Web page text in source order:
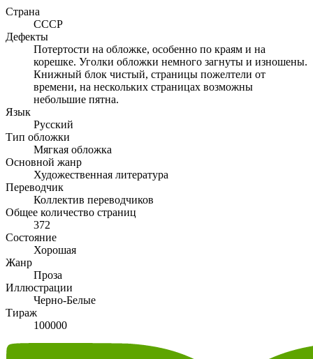
Страна
СССР
Дефекты
Потертости на обложке, особенно по краям и на
корешке. Уголки обложки немного загнуты и изношены.
Книжный блок чистый, страницы пожелтели от
времени, на нескольких страницах возможны
небольшие пятна.
Язык
Русский
Тип обложки
Мягкая обложка
Основной жанр
Художественная литература
Переводчик
Коллектив переводчиков
Общее количество страниц
372
Состояние
Хорошая
Жанр
Проза
Иллюстрации
Черно-Белые
Тираж
100000